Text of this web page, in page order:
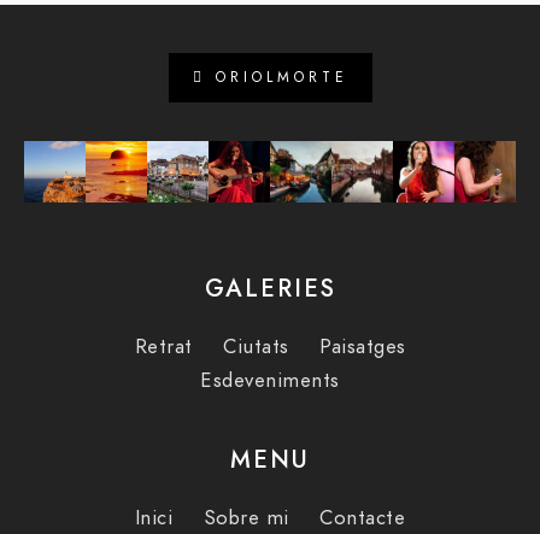
ORIOLMORTE
GALERIES
Retrat Ciutats
Paisatges
Esdeveniments
MENU
Inici Sobre mi
Contacte